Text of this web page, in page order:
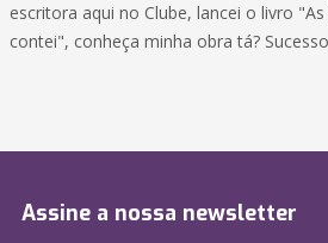
escritora aqui no Clube, lancei o livro
contei", conheça minha obra tá?
Assine a nossa newsletter